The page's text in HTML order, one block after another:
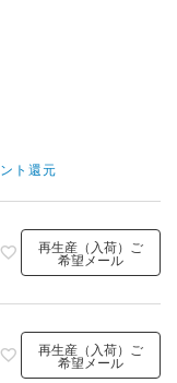
ト還元
再生産（入荷）ご
希望メール
再生産（入荷）ご
希望メール